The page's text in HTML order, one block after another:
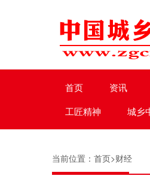
首页 资讯
工匠精神
城乡
当前位置： 首页>财经